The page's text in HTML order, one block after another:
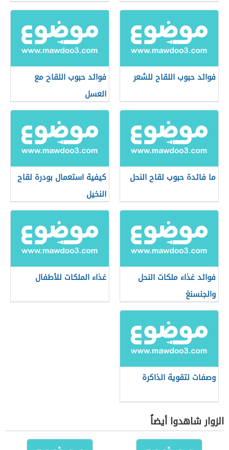
فوائد حبوب اللقاح للشعر
فوائد حبوب اللقاح مع
العسل
ما فائدة حبوب لقاح النحل
كيفية استعمال بودرة لقاح
النخيل
فوائد غذاء ملكات النحل
والجنسنغ
غذاء الملكات للأطفال
وصفات لتقوية الذاكرة
الزوار شاهدوا أيضاً